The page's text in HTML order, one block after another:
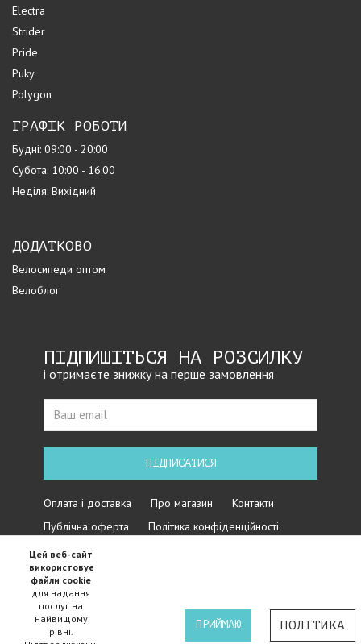
Electra
Strider
Pride
Puky
Polygon
ГРАФІК РОБОТИ
Будні: 09:00 - 20:00
Субота: 10:00 - 16:00
Неділя: Вихідний
ДОДАТКОВО
Велосипеди оптом
Велоблог
ПІДПИШІТЬСЯ НА РОЗСИЛКУ
і отримаєте знижку на перше замовлення
ПІДПИСАТИСЯ
Оплата і доставка Про магазин
Контакти
Публічна оферта
Політика конфіденційності
Цей веб-сайт
використовує
файли cookie
для надання
послуг на
найвищому
рівні.
ПРИЙМАЮ ПОЛІТИКА